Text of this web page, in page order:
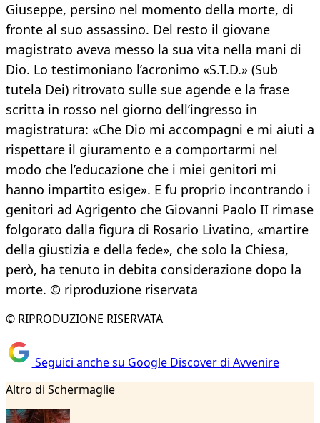
Giuseppe, persino nel momento della morte, di
fronte al suo assassino. Del resto il giovane
magistrato aveva messo la sua vita nella mani di
Dio. Lo testimoniano l’acronimo «S.T.D.» (Sub
tutela Dei) ritrovato sulle sue agende e la frase
scritta in rosso nel giorno dell’ingresso in
magistratura: «Che Dio mi accompagni e mi aiuti a
rispettare il giuramento e a comportarmi nel
modo che l’educazione che i miei genitori mi
hanno impartito esige». E fu proprio incontrando i
genitori ad Agrigento che Giovanni Paolo II rimase
folgorato dalla figura di Rosario Livatino, «martire
della giustizia e della fede», che solo la Chiesa,
però, ha tenuto in debita considerazione dopo la
morte. © riproduzione riservata
© RIPRODUZIONE RISERVATA
Seguici anche su Google Discover di Avvenire
Altro di Schermaglie